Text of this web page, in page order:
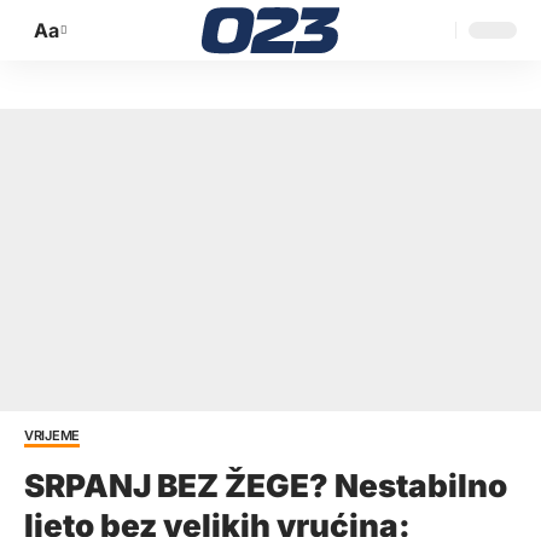
Promijeni
Aa
VRIJEME
SRPANJ BEZ ŽEGE? Nestabilno
ljeto bez velikih vrućina: